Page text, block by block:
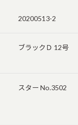
20200513-2
ブラックＤ 12号
スター No.3502